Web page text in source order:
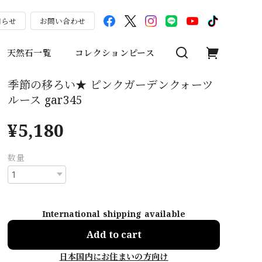
せ お問い合わせ
天然石一覧 コレクションピース
季節の移ろい★ ピンクガーデンクォーツ
ルース gar345
¥5,180
数量
International shipping available
Add to cart
日本国内にお住まいの方向け